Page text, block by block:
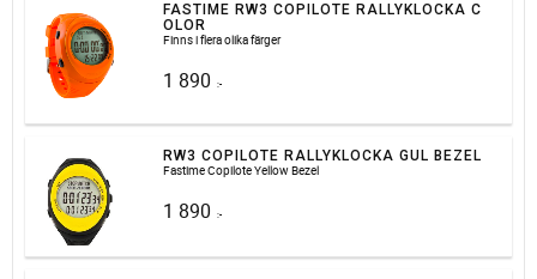
FASTIME RW3 COPILOTE RALLYKLOCKA C
OLOR
Finns i flera olika färger
1 890 :-
RW3 COPILOTE RALLYKLOCKA GUL BEZEL
Fastime Copilote Yellow Bezel
1 890 :-